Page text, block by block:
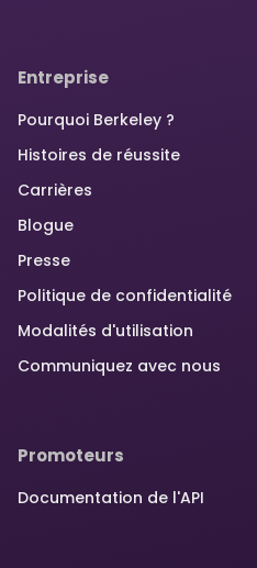
Entreprise
Pourquoi Berkeley ?
Histoires de réussite
Carrières
Blogue
Presse
Politique de confidentialité
Modalités d'utilisation
Communiquez avec nous
Promoteurs
Documentation de l'API